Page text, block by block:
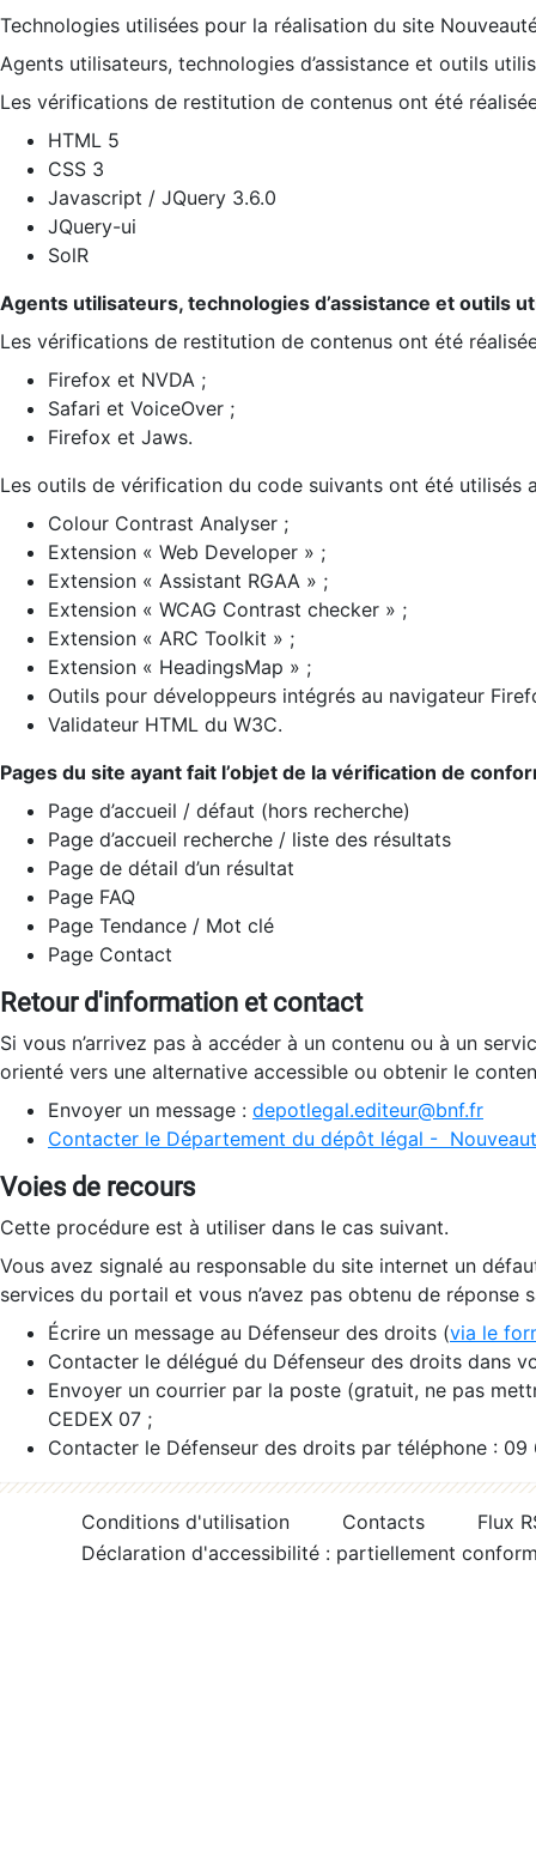
Technologies utilisées pour la réalisation du site
Agents utilisateurs, technologies d’assistance et outils
Les vérifications de restitution de contenus ont été
HTML 5
CSS 3
Javascript / JQuery 3.6.0
JQuery-ui
SolR
Agents utilisateurs, technologies d’assistance et outils
Les vérifications de restitution de contenus ont été
Firefox et NVDA ;
Safari et VoiceOver ;
Firefox et Jaws.
Les outils de vérification du code suivants ont été utilisés
Colour Contrast Analyser ;
Extension « Web Developer » ;
Extension « Assistant RGAA » ;
Extension « WCAG Contrast checker » ;
Extension « ARC Toolkit » ;
Extension « HeadingsMap » ;
Outils pour développeurs intégrés au navigateur
Validateur HTML du W3C.
Pages du site ayant fait l’objet de la vérification de
Page d’accueil / défaut (hors recherche)
Page d’accueil recherche / liste des résultats
Page de détail d’un résultat
Page FAQ
Page Tendance / Mot clé
Page Contact
Retour d'information et contact
Si vous n’arrivez pas à accéder à un contenu ou à un
orienté vers une alternative accessible ou obtenir le
Envoyer un message : depotlegal.editeur@bnf.fr
Contacter le Département du dépôt légal -
Voies de recours
Cette procédure est à utiliser dans le cas suivant.
Vous avez signalé au responsable du site internet un
services du portail et vous n’avez pas obtenu de réponse
Écrire un message au Défenseur des droits (via le
Contacter le délégué du Défenseur des droits dans
Envoyer un courrier par la poste (gratuit, ne pas
CEDEX 07 ;
Contacter le Défenseur des droits par téléphone :
Conditions d'utilisation Contacts
Flux
Déclaration d'accessibilité : partiellement